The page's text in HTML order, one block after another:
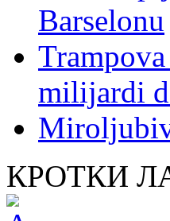
Barselonu
milijardi
КРОТКИ